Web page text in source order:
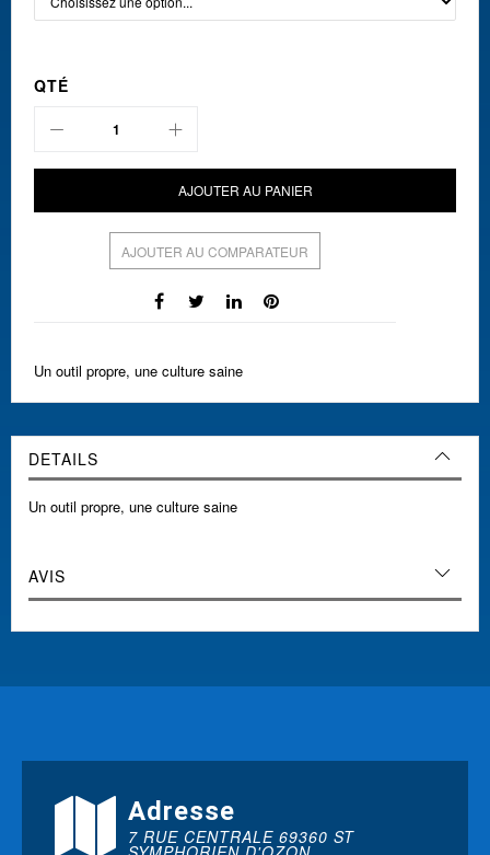
QTÉ
AJOUTER AU PANIER
AJOUTER AU COMPARATEUR
Un outil propre, une culture saine
DETAILS
Un outil propre, une culture saine
AVIS
Adresse
7 RUE CENTRALE 69360 ST